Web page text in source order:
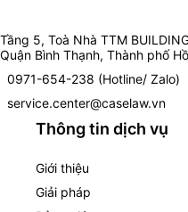
Tầng 5, Toà Nhà TTM
Quận Bình Thạnh, Thành phố
0971-654-238 (Hotline/ Zalo)
service.center@caselaw.vn
Thông tin dịch vụ
Giới thiệu
Giải pháp